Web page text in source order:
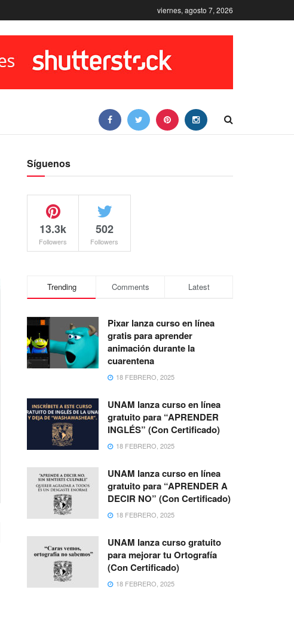
viernes, agosto 7, 2026
Síguenos
13.3k
Followers
502
Followers
Trending Comments Latest
Pixar lanza curso en línea
gratis para aprender
animación durante la
cuarentena
18 FEBRERO, 2025
UNAM lanza curso en línea
gratuito para “APRENDER
INGLÉS” (Con Certificado)
18 FEBRERO, 2025
UNAM lanza curso en línea
gratuito para “APRENDER A
DECIR NO” (Con Certificado)
18 FEBRERO, 2025
UNAM lanza curso gratuito
para mejorar tu Ortografía
(Con Certificado)
18 FEBRERO, 2025